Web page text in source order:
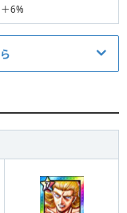
＋5%、防御力＋5%、素
6%